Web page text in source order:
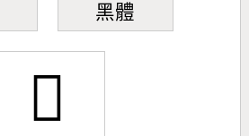
黑體
󼿲